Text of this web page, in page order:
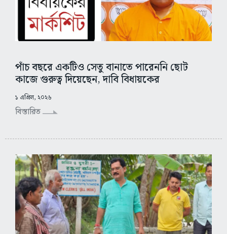
পাঁচ বছরে একটিও সেতু বানাতে পারেননি ছোট
কাজে গুরুত্ব দিয়েছেন, দাবি বিধায়কের
১ এপ্রিল, ২০২৬
বিস্তারিত